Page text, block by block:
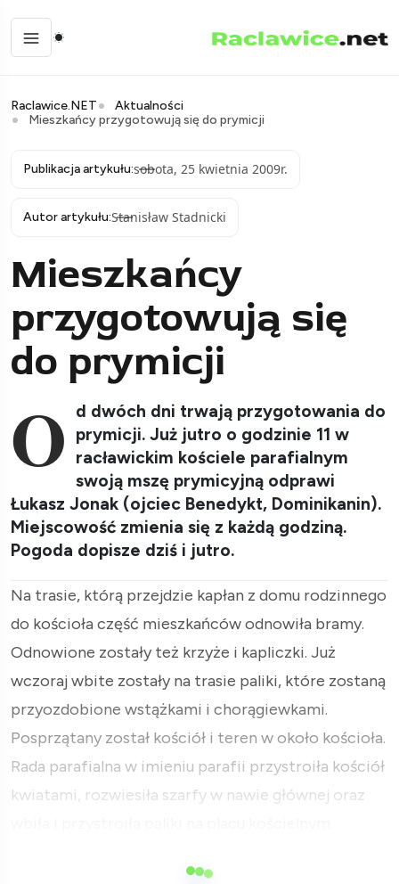
Raclawice.NET
Aktualności
Mieszkańcy przygotowują się do prymicji
Publikacja artykułu:sobota, 25 kwietnia 2009r.
Autor artykułu:Stanisław Stadnicki
Mieszkańcy
przygotowują się
do prymicji
O
d dwóch dni trwają przygotowania do
prymicji. Już jutro o godzinie 11 w
racławickim kościele parafialnym
swoją mszę prymicyjną odprawi
Łukasz Jonak (ojciec Benedykt, Dominikanin).
Miejscowość zmienia się z każdą godziną.
Pogoda dopisze dziś i jutro.
Na trasie, którą przejdzie kapłan z domu rodzinnego
do kościoła część mieszkańców odnowiła bramy.
Odnowione zostały też krzyże i kapliczki. Już
wczoraj wbite zostały na trasie paliki, które zostaną
przyozdobione wstążkami i chorągiewkami.
Posprzątany został kościół i teren w około kościoła.
Rada parafialna w imieniu parafii przystroiła kościół
kwiatami, rozwiesiła szarfy w nawie głównej oraz